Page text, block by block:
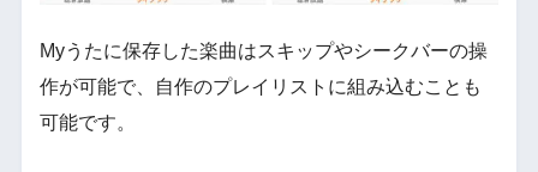
Myうたに保存した楽曲はスキップやシークバーの操
作が可能で、自作のプレイリストに組み込むことも
可能です。